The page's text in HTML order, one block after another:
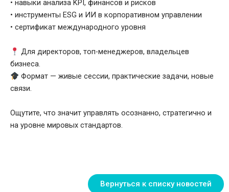
• навыки анализа KPI, финансов и рисков
• инструменты ESG и ИИ в корпоративном управлении
• сертификат международного уровня
Для директоров, топ-менеджеров, владельцев
бизнеса.
Формат — живые сессии, практические задачи, новые
связи.
Ощутите, что значит управлять осознанно, стратегично и
на уровне мировых стандартов.
Вернуться к списку новостей